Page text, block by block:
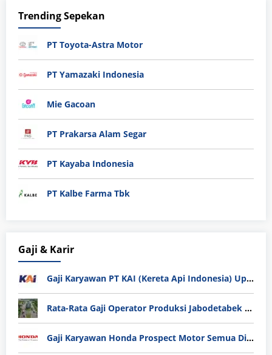
Trending Sepekan
PT Toyota-Astra Motor
PT Yamazaki Indonesia
Mie Gacoan
PT Prakarsa Alam Segar
PT Kayaba Indonesia
PT Kalbe Farma Tbk
Gaji & Karir
Gaji Karyawan PT KAI (Kereta Api Indonesia) Update 2025
Rata-Rata Gaji Operator Produksi Jabodetabek 2025: Bedah Tuntas UMK, Lemburan, dan Realita Hidup Buruh
Gaji Karyawan Honda Prospect Motor Semua Divisi